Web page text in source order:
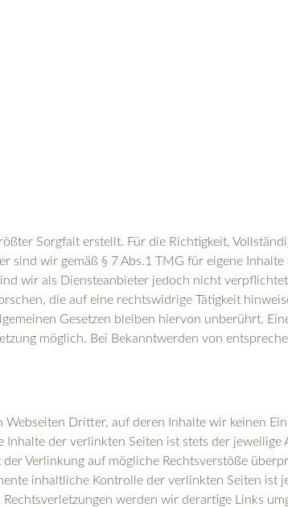
Sorgfalt erstellt. Für die Richtigkeit,
sind wir gemäß § 7 Abs.1 TMG für eigene
wir als Diensteanbieter jedoch nicht
die auf eine rechtswidrige Tätigkeit
Gesetzen bleiben hiervon unberührt.
möglich. Bei Bekanntwerden von
Webseiten Dritter, auf deren Inhalte wir keinen
Inhalte der verlinkten Seiten ist stets der
Verlinkung auf mögliche Rechtsverstöße
inhaltliche Kontrolle der verlinkten Seiten ist
werden wir derartige Links